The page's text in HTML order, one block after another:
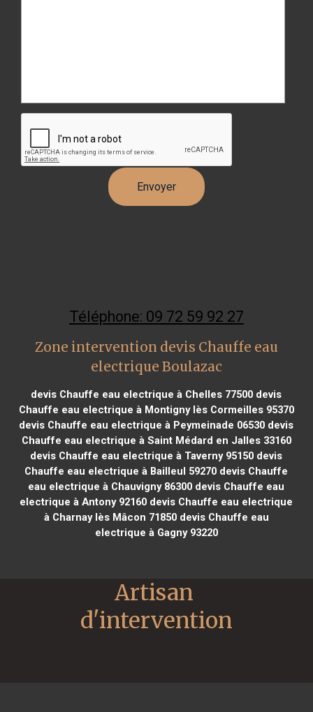
Téléphone: 09 72 59 92 27
Zone intervention devis Chauffe eau
electrique Boulazac
devis Chauffe eau electrique à Chelles 77500 devis
Chauffe eau electrique à Montigny lès Cormeilles 95370
devis Chauffe eau electrique à Peymeinade 06530 devis
Chauffe eau electrique à Saint Médard en Jalles 33160
devis Chauffe eau electrique à Taverny 95150 devis
Chauffe eau electrique à Bailleul 59270 devis Chauffe
eau electrique à Chauvigny 86300 devis Chauffe eau
electrique à Antony 92160 devis Chauffe eau electrique
à Charnay lès Mâcon 71850devis Chauffe eau
electrique à Gagny 93220
Artisan
d'intervention